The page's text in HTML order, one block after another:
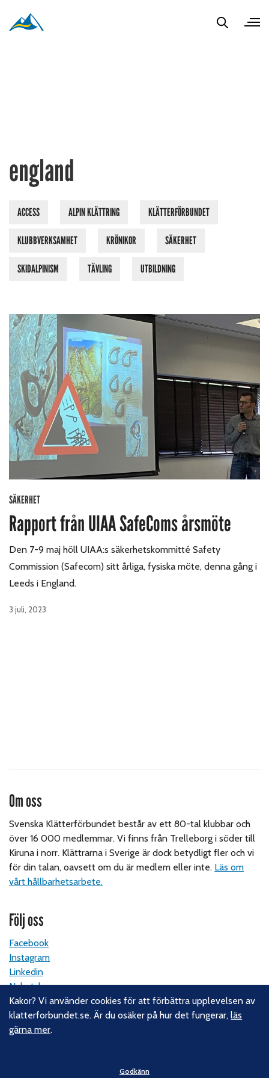
england
ACCESS ALPIN KLÄTTRING KLÄTTERFÖRBUNDET
KLUBBVERKSAMHET KRÖNIKOR SÄKERHET
SKIDALPINISM TÄVLING UTBILDNING
SÄKERHET
Rapport från UIAA SafeComs årsmöte
Den 7-9 maj höll UIAA:s säkerhetskommitté Safety
Commission (Safecom) sitt årliga, fysiska möte, denna gång i
Leeds i England.
3 juli, 2023
Om oss
Svenska Klätterförbundet består av ett 80-tal klubbar och
över 16 000 medlemmar. Vi finns från Trelleborg i söder till
Kiruna i norr. Klättrarna i Sverige är dock betydligt fler och vi
för din talan, oavsett om du är medlem eller inte. Läs om
vårt hållbarhetsarbete.
Följ oss
Facebook
Instagram
Linkedin
Nyhetsbrev
Kontakt
Kakor? Vi använder cookies för att förbättra upplevelsen av
klatterforbundet.se. Är du osäker på hur det fungerar,läs
gärna mer.
Godkänn